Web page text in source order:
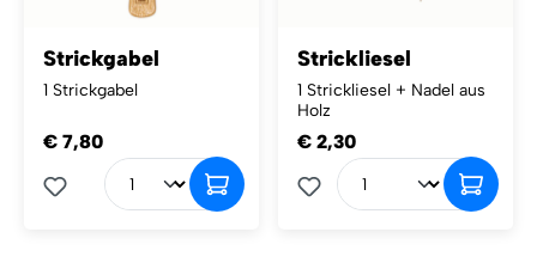
Strickgabel
1 Strickgabel
€ 7,80
Strickliesel
1 Strickliesel + Nadel aus
Holz
€ 2,30